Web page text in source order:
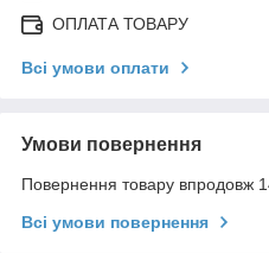
ОПЛАТА ТОВАРУ
Всі умови оплати
Умови повернення
Повернення товару впродовж
Всі умови повернення